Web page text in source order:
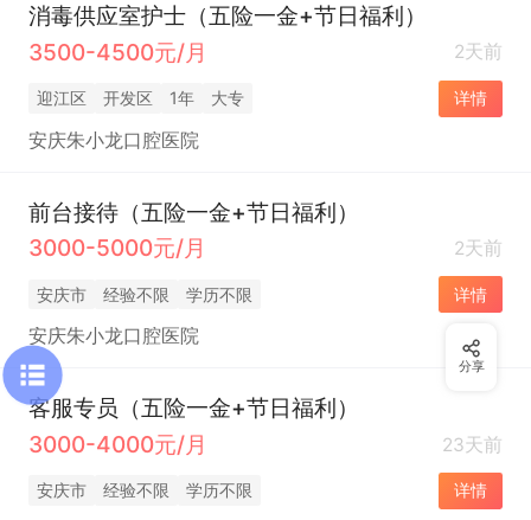
消毒供应室护士（五险一金+节日福利）
3500-4500元/月
2天前
迎江区 开发区 1年 大专 详情
安庆朱小龙口腔医院
前台接待（五险一金+节日福利）
3000-5000元/月
2天前
安庆市 经验不限 学历不限 详情
安庆朱小龙口腔医院
客服专员（五险一金+节日福利）
3000-4000元/月
23天前
安庆市 经验不限 学历不限 详情
分享